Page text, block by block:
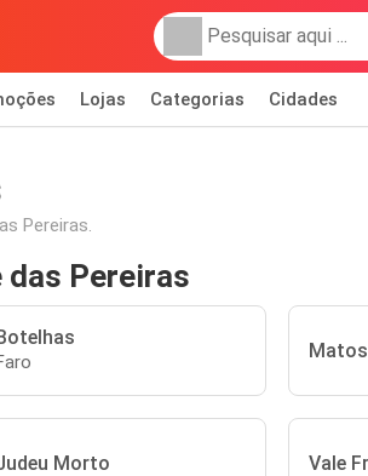
Lojas Categorias Cidades
Pereiras.
Pereiras
Matos
Morto Vale